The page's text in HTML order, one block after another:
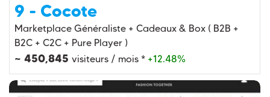
9 - Cocote
Marketplace Généraliste + Cadeaux & Box ( B2B +
B2C + C2C + Pure Player )
~ 450,845 visiteurs / mois * +12.48%